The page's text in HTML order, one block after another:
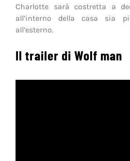
Charlotte sarà costretta a
all’interno della casa sia
all’esterno.
Il trailer di Wolf man